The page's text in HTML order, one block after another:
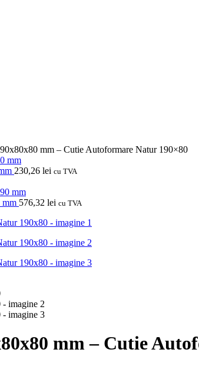
mm – Cutie Autoformare Natur 190×80
230,26 lei cu TVA
mm 576,32 lei cu TVA
mm – Cutie